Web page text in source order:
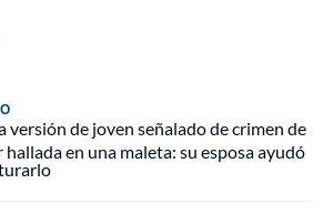
versión de joven señalado de crimen de
hallada en una maleta: su esposa ayudó